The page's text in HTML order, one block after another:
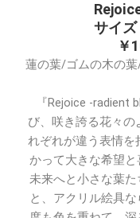
サイ
￥
蓮の葉/ゴムの木の
『Rejoice -radient
び、咲き誇る花々
れぞれが違う表情を
かって大きな希望
未来へと小さな葉
と、アクリル絵具